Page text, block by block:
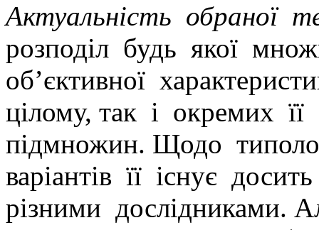
Актуальність обраної
розподіл будь якої
об’єктивної
цілому, так і окремих
підмножин. Щодо
варіантів її існує
різними дослідниками.